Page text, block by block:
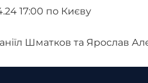
17:00 по Києву
Шматков та Ярослав